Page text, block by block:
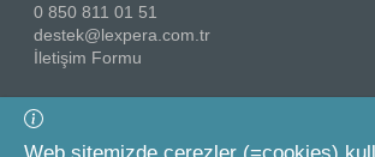
0 850 811 01 51
destek@lexpera.com.tr
İletişim Formu
Bizi Takip Edin